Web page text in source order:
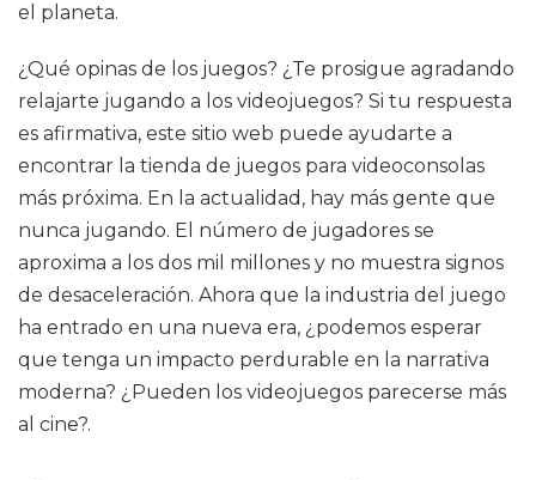
el planeta.
¿Qué opinas de los juegos? ¿Te prosigue agradando
relajarte jugando a los videojuegos? Si tu respuesta
es afirmativa, este sitio web puede ayudarte a
encontrar la tienda de juegos para videoconsolas
más próxima. En la actualidad, hay más gente que
nunca jugando. El número de jugadores se
aproxima a los dos mil millones y no muestra signos
de desaceleración. Ahora que la industria del juego
ha entrado en una nueva era, ¿podemos esperar
que tenga un impacto perdurable en la narrativa
moderna? ¿Pueden los videojuegos parecerse más
al cine?.